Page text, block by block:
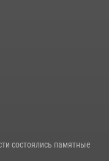
летие
состоялись памятные